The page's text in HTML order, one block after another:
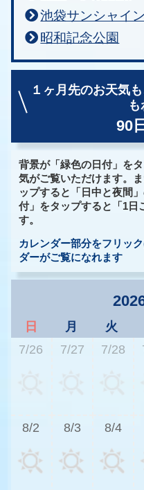
池袋サンシャイ
昭和記念公園
１ヶ月先のお天気も
90
背景が「緑色の日付」を
気がご覧いただけます。
ップすると「日中と夜間
付」をタップすると「1日
す。
カレンダー部分をフリッ
ダーがご覧になれます
日 月 火
7/26
7/27 7/28
8/2 8/3 8/4